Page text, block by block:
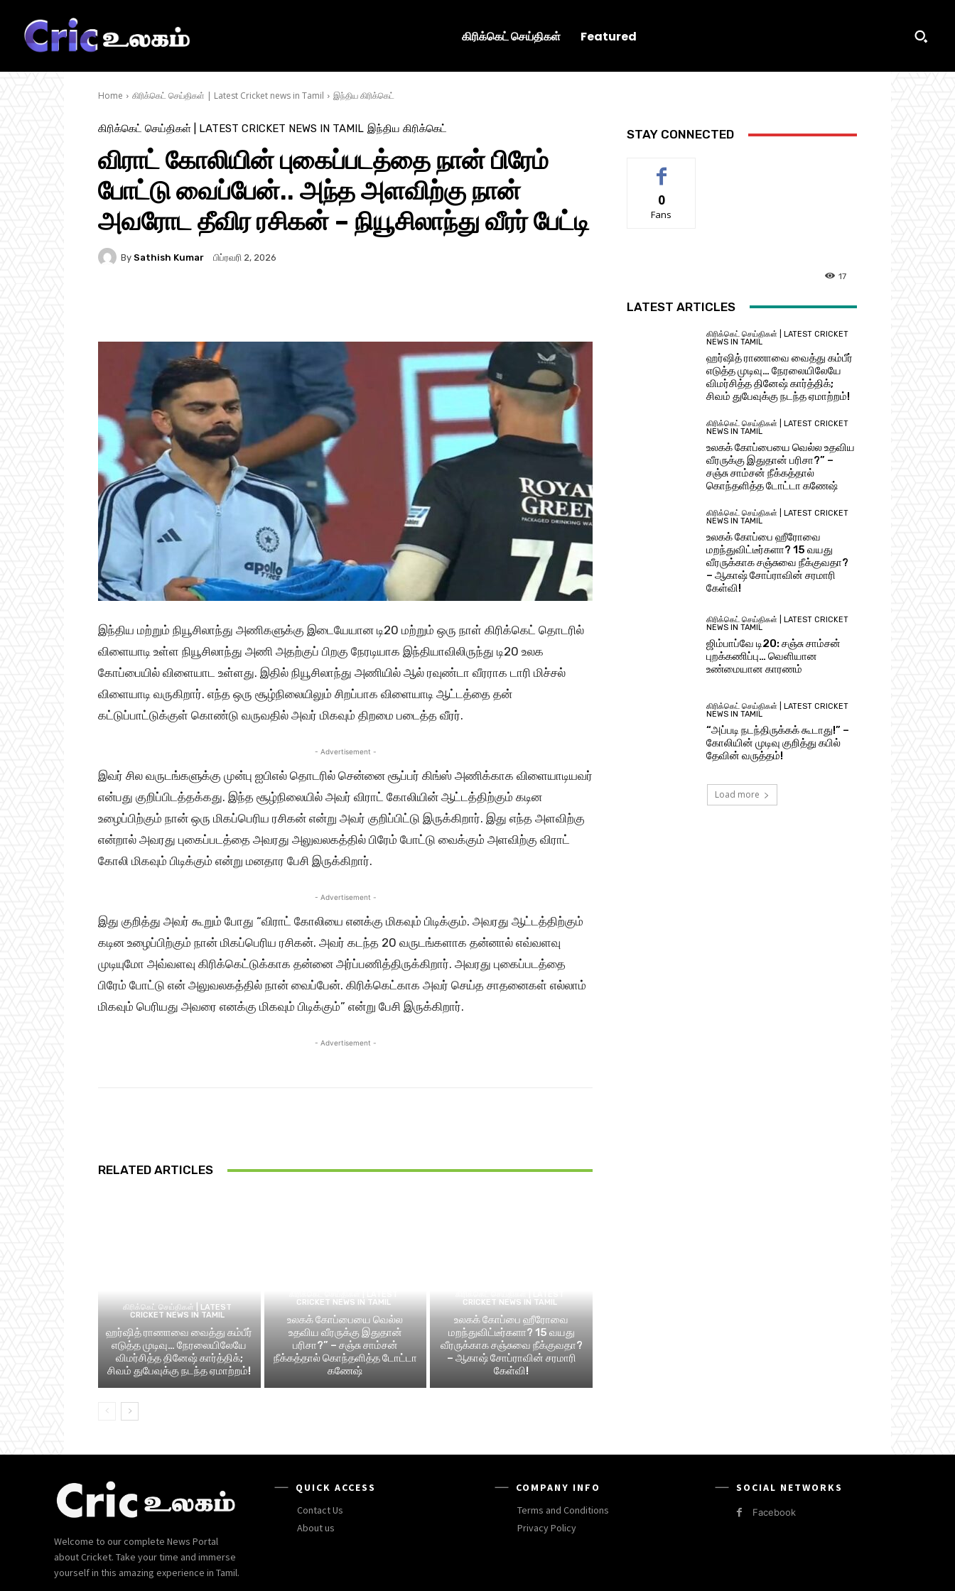
கிரிக்கெட் செய்திகள் Featured
Home கிரிக்கெட் செய்திகள் | Latest Cricket news in Tamil இந்திய கிரிக்கெட்
கிரிக்கெட் செய்திகள் | LATEST CRICKET NEWS IN TAMIL இந்திய கிரிக்கெட்
விராட் கோலியின் புகைப்படத்தை நான் பிரேம்
போட்டு வைப்பேன்.. அந்த அளவிற்கு நான்
அவரோட தீவிர ரசிகன் – நியூசிலாந்து வீரர் பேட்டி
By Sathish Kumar பிப்ரவரி 2, 2026
இந்திய மற்றும் நியூசிலாந்து அணிகளுக்கு இடையேயான டி20 மற்றும் ஒரு நாள் கிரிக்கெட் தொடரில்
விளையாடி உள்ள நியூசிலாந்து அணி அதற்குப் பிறகு நேரடியாக இந்தியாவிலிருந்து டி20 உலக
கோப்பையில் விளையாட உள்ளது. இதில் நியூசிலாந்து அணியில் ஆல் ரவுண்டா வீரராக டாரி மிச்சல்
விளையாடி வருகிறார். எந்த ஒரு சூழ்நிலையிலும் சிறப்பாக விளையாடி ஆட்டத்தை தன்
கட்டுப்பாட்டுக்குள் கொண்டு வருவதில் அவர் மிகவும் திறமை படைத்த வீரர்.
- Advertisement -
இவர் சில வருடங்களுக்கு முன்பு ஐபிஎல் தொடரில் சென்னை சூப்பர் கிங்ஸ் அணிக்காக விளையாடியவர்
என்பது குறிப்பிடத்தக்கது. இந்த சூழ்நிலையில் அவர் விராட் கோலியின் ஆட்டத்திற்கும் கடின
உழைப்பிற்கும் நான் ஒரு மிகப்பெரிய ரசிகன் என்று அவர் குறிப்பிட்டு இருக்கிறார். இது எந்த அளவிற்கு
என்றால் அவரது புகைப்படத்தை அவரது அலுவலகத்தில் பிரேம் போட்டு வைக்கும் அளவிற்கு விராட்
கோலி மிகவும் பிடிக்கும் என்று மனதார பேசி இருக்கிறார்.
- Advertisement -
இது குறித்து அவர் கூறும் போது “விராட் கோலியை எனக்கு மிகவும் பிடிக்கும். அவரது ஆட்டத்திற்கும்
கடின உழைப்பிற்கும் நான் மிகப்பெரிய ரசிகன். அவர் கடந்த 20 வருடங்களாக தன்னால் எவ்வளவு
முடியுமோ அவ்வளவு கிரிக்கெட்டுக்காக தன்னை அர்ப்பணித்திருக்கிறார். அவரது புகைப்படத்தை
பிரேம் போட்டு என் அலுவலகத்தில் நான் வைப்பேன். கிரிக்கெட்காக அவர் செய்த சாதனைகள் எல்லாம்
மிகவும் பெரியது அவரை எனக்கு மிகவும் பிடிக்கும்” என்று பேசி இருக்கிறார்.
- Advertisement -
RELATED ARTICLES
கிரிக்கெட் செய்திகள் | LATEST
CRICKET NEWS IN TAMIL
ஹர்ஷித் ராணாவை வைத்து கம்பீர்
எடுத்த முடிவு… நேரலையிலேயே
விமர்சித்த தினேஷ் கார்த்திக்;
சிவம் துபேவுக்கு நடந்த ஏமாற்றம்!
CRICKET NEWS IN TAMIL
உலகக் கோப்பையை வெல்ல
உதவிய வீரருக்கு இதுதான்
பரிசா?” – சஞ்சு சாம்சன்
நீக்கத்தால் கொந்தளித்த டோட்டா
கணேஷ்
CRICKET NEWS IN TAMIL
உலகக் கோப்பை ஹீரோவை
மறந்துவிட்டீர்களா? 15 வயது
வீரருக்காக சஞ்சுவை நீக்குவதா?
– ஆகாஷ் சோப்ராவின் சரமாரி
கேள்வி!
STAY CONNECTED
0
Fans
17
LATEST ARTICLES
கிரிக்கெட் செய்திகள் | LATEST CRICKET
NEWS IN TAMIL
ஹர்ஷித் ராணாவை வைத்து கம்பீர்
எடுத்த முடிவு… நேரலையிலேயே
விமர்சித்த தினேஷ் கார்த்திக்;
சிவம் துபேவுக்கு நடந்த ஏமாற்றம்!
கிரிக்கெட் செய்திகள் | LATEST CRICKET
NEWS IN TAMIL
உலகக் கோப்பையை வெல்ல உதவிய
வீரருக்கு இதுதான் பரிசா?” –
சஞ்சு சாம்சன் நீக்கத்தால்
கொந்தளித்த டோட்டா கணேஷ்
கிரிக்கெட் செய்திகள் | LATEST CRICKET
NEWS IN TAMIL
உலகக் கோப்பை ஹீரோவை
மறந்துவிட்டீர்களா? 15 வயது
வீரருக்காக சஞ்சுவை நீக்குவதா?
– ஆகாஷ் சோப்ராவின் சரமாரி
கேள்வி!
கிரிக்கெட் செய்திகள் | LATEST CRICKET
NEWS IN TAMIL
ஜிம்பாப்வே டி20: சஞ்சு சாம்சன்
புறக்கணிப்பு… வெளியான
உண்மையான காரணம்
கிரிக்கெட் செய்திகள் | LATEST CRICKET
NEWS IN TAMIL
“அப்படி நடந்திருக்கக் கூடாது!” –
கோலியின் முடிவு குறித்து கபில்
தேவின் வருத்தம்!
Load more
Welcome to our complete News Portal
about Cricket. Take your time and immerse
yourself in this amazing experience in Tamil.
QUICK ACCESS
Contact Us
About us
COMPANY INFO
Terms and Conditions
Privacy Policy
SOCIAL NETWORKS
Facebook